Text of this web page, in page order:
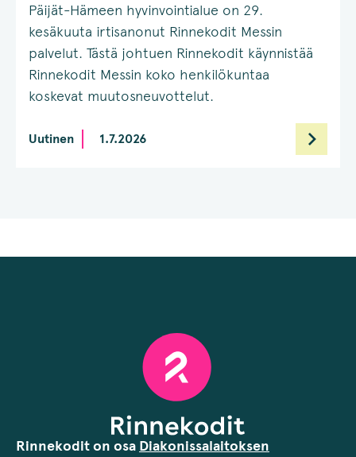
Päijät-Hämeen hyvinvointialue on 29.
kesäkuuta irtisanonut Rinnekodit Messin
palvelut. Tästä johtuen Rinnekodit käynnistää
Rinnekodit Messin koko henkilökuntaa
koskevat muutosneuvottelut.
Uutinen 1.7.2026
Rinnekodit on osa Diakonissalaitoksen